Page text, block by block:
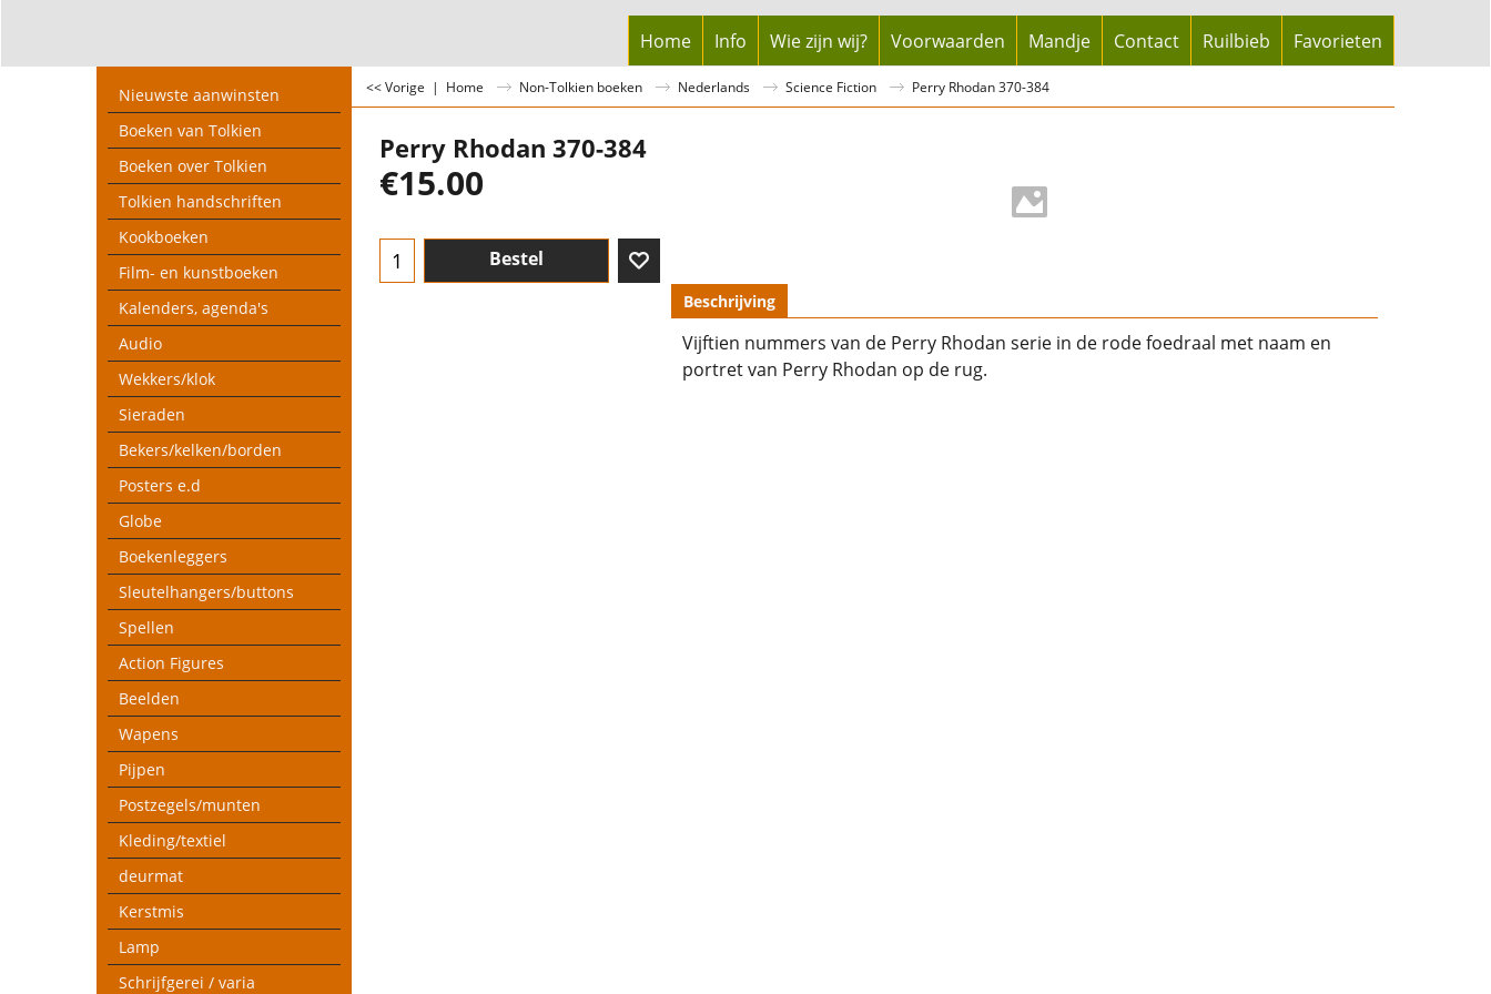
Home Info Wie zijn wij? Voorwaarden Mandje Contact Ruilbieb Favorieten
Nieuwste aanwinsten
Boeken van Tolkien
Boeken over Tolkien
Tolkien handschriften
Kookboeken
Film- en kunstboeken
Kalenders, agenda's
Audio
Wekkers/klok
Sieraden
Bekers/kelken/borden
Posters e.d
Globe
Boekenleggers
Sleutelhangers/buttons
Spellen
Action Figures
Beelden
Wapens
Pijpen
Postzegels/munten
Kleding/textiel
deurmat
Kerstmis
Lamp
Schrijfgerei / varia
<< Vorige | Home Non-Tolkien boeken Nederlands Science Fiction Perry Rhodan 370-384
Perry Rhodan 370-384
€15.00
Bestel
Beschrijving
Vijftien nummers van de Perry Rhodan serie in de rode foedraal met naam en
portret van Perry Rhodan op de rug.